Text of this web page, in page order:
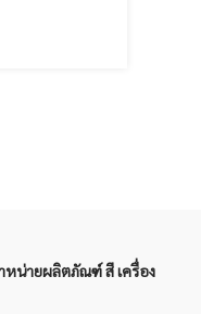
หน่ายผลิตภัณฑ์ สี เครื่อง